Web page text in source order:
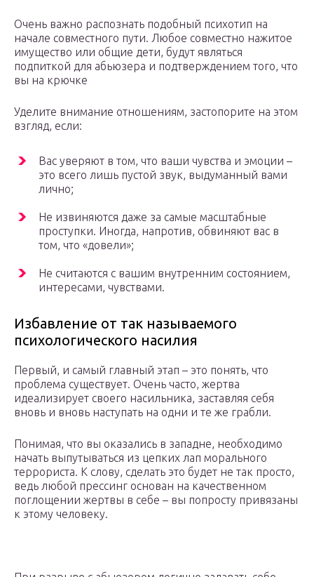
Очень важно распознать подобный психотип на
начале совместного пути. Любое совместно нажитое
имущество или общие дети, будут являться
подпиткой для абьюзера и подтверждением того, что
вы на крючке
Уделите внимание отношениям, застопорите на этом
взгляд, если:
Вас уверяют в том, что ваши чувства и эмоции –
это всего лишь пустой звук, выдуманный вами
лично;
Не извиняются даже за самые масштабные
проступки. Иногда, напротив, обвиняют вас в
том, что «довели»;
Не считаются с вашим внутренним состоянием,
интересами, чувствами.
Избавление от так называемого
психологического насилия
Первый, и самый главный этап – это понять, что
проблема существует. Очень часто, жертва
идеализирует своего насильника, заставляя себя
вновь и вновь наступать на одни и те же грабли.
Понимая, что вы оказались в западне, необходимо
начать выпутываться из цепких лап морального
террориста. К слову, сделать это будет не так просто,
ведь любой прессинг основан на качественном
поглощении жертвы в себе – вы попросту привязаны
к этому человеку.